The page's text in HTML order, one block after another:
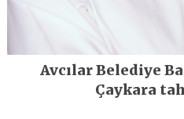
Avcılar Belediye
Çaykara